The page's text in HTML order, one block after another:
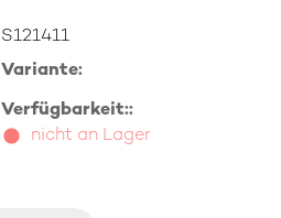
S121411
Variante:
Verfügbarkeit::
nicht an Lager